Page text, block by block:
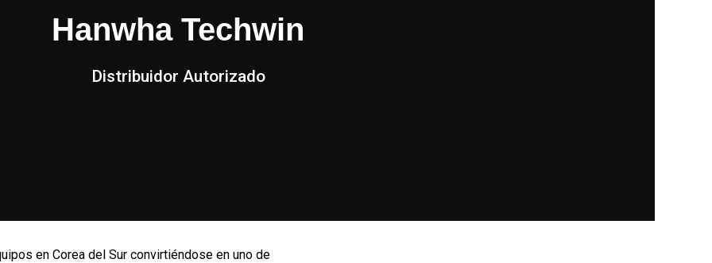
Hanwha Techwin
Distribuidor Autorizado
en Corea del Sur convirtiéndose en uno de